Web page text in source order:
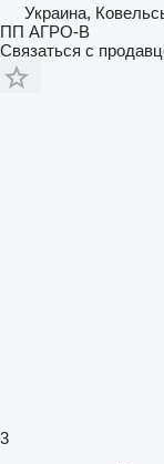
Украина,
ПП АГРО-В
Связаться с
3